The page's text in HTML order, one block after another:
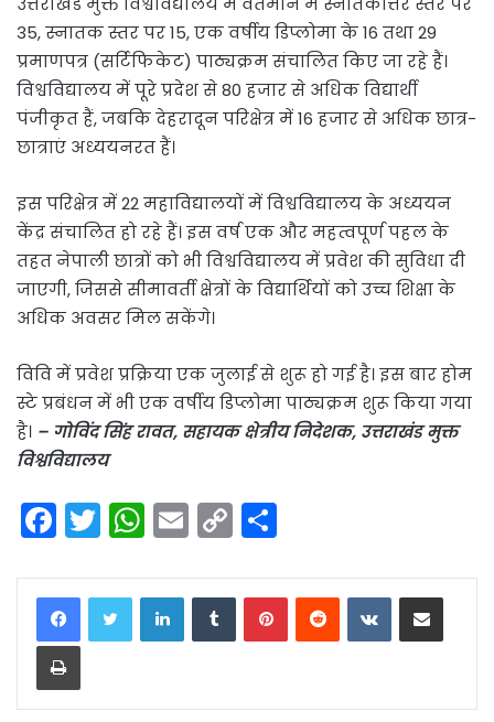
35, स्नातक स्तर पर 15, एक वर्षीय डिप्लोमा के 16 तथा 29
प्रमाणपत्र (सर्टिफिकेट) पाठ्यक्रम संचालित किए जा रहे हैं।
विश्वविद्यालय में पूरे प्रदेश से 80 हजार से अधिक विद्यार्थी
पंजीकृत हैं, जबकि देहरादून परिक्षेत्र में 16 हजार से अधिक छात्र-
छात्राएं अध्ययनरत हैं।
इस परिक्षेत्र में 22 महाविद्यालयों में विश्वविद्यालय के अध्ययन
केंद्र संचालित हो रहे हैं। इस वर्ष एक और महत्वपूर्ण पहल के
तहत नेपाली छात्रों को भी विश्वविद्यालय में प्रवेश की सुविधा दी
जाएगी, जिससे सीमावर्ती क्षेत्रों के विद्यार्थियों को उच्च शिक्षा के
अधिक अवसर मिल सकेंगे।
विवि में प्रवेश प्रक्रिया एक जुलाई से शुरू हो गई है। इस बार होम
स्टे प्रबंधन में भी एक वर्षीय डिप्लोमा पाठ्यक्रम शुरू किया गया
है। – गोविंद सिंह रावत, सहायक क्षेत्रीय निदेशक, उत्तराखंड मुक्त
विश्वविद्यालय
F
a
c
e
b
o
T
w
itt
er
W
h
a
ts
p
E
m
ai
C
o
p
n
ar
LinkedInTumblrPinterestReddit VKontakteShare via Email
Print